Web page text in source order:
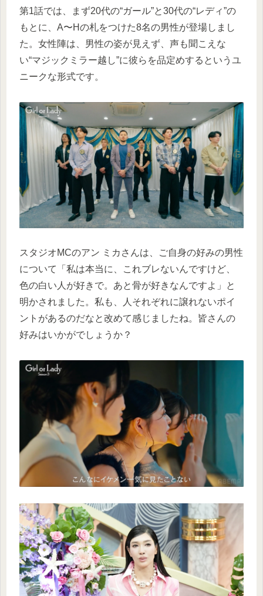
第1話では、まず20代の“ガール”と30代の“レディ”の
もとに、A〜Hの札をつけた8名の男性が登場しまし
た。女性陣は、男性の姿が見えず、声も聞こえな
い“マジックミラー越し”に彼らを品定めするというユ
ニークな形式です。
スタジオMCのアン ミカさんは、ご自身の好みの男性
について「私は本当に、これブレないんですけど、
色の白い人が好きで。あと骨が好きなんですよ」と
明かされました。私も、人それぞれに譲れないポイ
ントがあるのだなと改めて感じましたね。皆さんの
好みはいかがでしょうか？